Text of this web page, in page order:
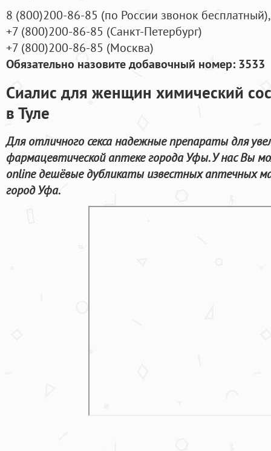
8 (800)200-86-85 (по России звонок бесплатный),
+7 (800)200-86-85 (Санкт-Петербург)
+7 (800)200-86-85 (Москва)
Обязательно назовите добавочный номер: 3533
Сиалис для женщин химический
в Туле
Для отличного секса надежные препараты для
фармацевтической аптеке города Уфы. У нас Вы
online дешёвые дубликаты известных аптечных
город Уфа.